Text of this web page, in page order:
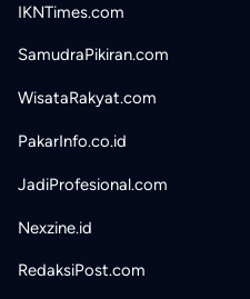
IKNTimes.com
SamudraPikiran.com
WisataRakyat.com
PakarInfo.co.id
JadiProfesional.com
Nexzine.id
RedaksiPost.com